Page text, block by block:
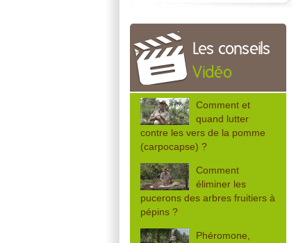
Les conseils
Vidéo
Comment et
quand lutter
contre les vers de la pomme
(carpocapse) ?
Comment
éliminer les
pucerons des arbres fruitiers à
pépins ?
Phéromone,